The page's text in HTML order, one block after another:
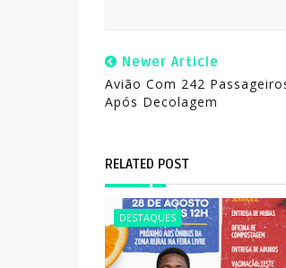
Newer Article
Avião Com 242
Após Decolagem
RELATED POST
DESTAQUES